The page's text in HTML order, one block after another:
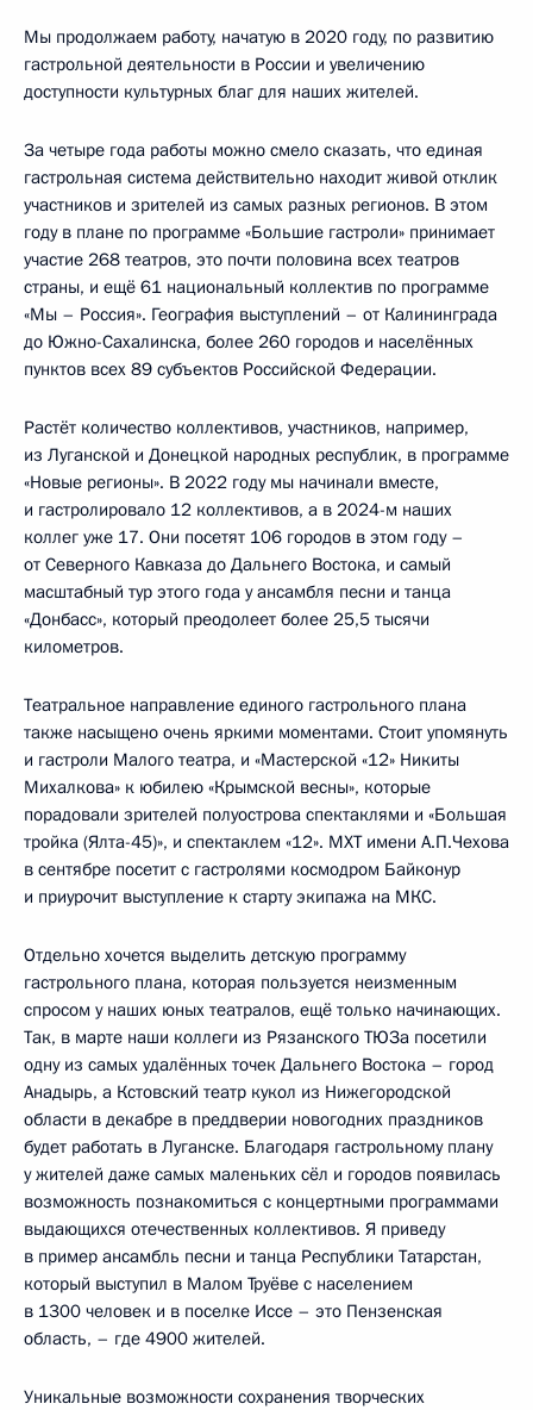
Мы продолжаем работу, начатую в 2020 году, по развитию
гастрольной деятельности в России и увеличению
доступности культурных благ для наших жителей.
За четыре года работы можно смело сказать, что единая
гастрольная система действительно находит живой отклик
участников и зрителей из самых разных регионов. В этом
году в плане по программе «Большие гастроли» принимает
участие 268 театров, это почти половина всех театров
страны, и ещё 61 национальный коллектив по программе
«Мы – Россия». География выступлений – от Калининграда
до Южно-Сахалинска, более 260 городов и населённых
пунктов всех 89 субъектов Российской Федерации.
Растёт количество коллективов, участников, например,
из Луганской и Донецкой народных республик, в программе
«Новые регионы». В 2022 году мы начинали вместе,
и гастролировало 12 коллективов, а в 2024-м наших
коллег уже 17. Они посетят 106 городов в этом году –
от Северного Кавказа до Дальнего Востока, и самый
масштабный тур этого года у ансамбля песни и танца
«Донбасс», который преодолеет более 25,5 тысячи
километров.
Театральное направление единого гастрольного плана
также насыщено очень яркими моментами. Стоит упомянуть
и гастроли Малого театра, и «Мастерской «12» Никиты
Михалкова» к юбилею «Крымской весны», которые
порадовали зрителей полуострова спектаклями и «Большая
тройка (Ялта-45)», и спектаклем «12». МХТ имени А.П.Чехова
в сентябре посетит с гастролями космодром Байконур
и приурочит выступление к старту экипажа на МКС.
Отдельно хочется выделить детскую программу
гастрольного плана, которая пользуется неизменным
спросом у наших юных театралов, ещё только начинающих.
Так, в марте наши коллеги из Рязанского ТЮЗа посетили
одну из самых удалённых точек Дальнего Востока – город
Анадырь, а Кстовский театр кукол из Нижегородской
области в декабре в преддверии новогодних праздников
будет работать в Луганске. Благодаря гастрольному плану
у жителей даже самых маленьких сёл и городов появилась
возможность познакомиться с концертными программами
выдающихся отечественных коллективов. Я приведу
в пример ансамбль песни и танца Республики Татарстан,
который выступил в Малом Труёве с населением
в 1300 человек и в поселке Иссе – это Пензенская
область, – где 4900 жителей.
Уникальные возможности сохранения творческих